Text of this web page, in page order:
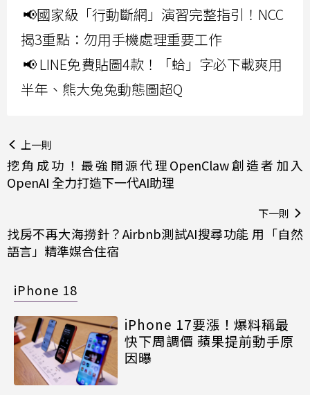
📢國家級「行動斷網」演習完整指引！NCC
揭3重點：勿用手機處理重要工作
📢 LINE免費貼圖4款！「蛤」字必下載爽用
半年、熊大兔兔動態圖超Q
上一則
挖角成功！最強開源代理OpenClaw創造者加入
OpenAI 全力打造下一代AI助理
下一則
找房不再大海撈針？Airbnb測試AI搜尋功能 用「自然
語言」精準媒合住宿
iPhone 18
iPhone 17要漲！爆料稱最
快下周調價 蘋果提前動手原
因曝